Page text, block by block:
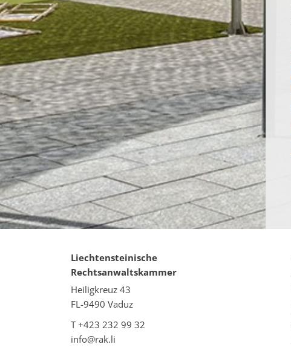
Liechtensteinische
Rechtsanwaltskammer
Heiligkreuz 43
FL-9490 Vaduz
T +423 232 99 32
info@rak.li